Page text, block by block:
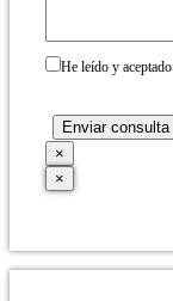
He leído y
×
×